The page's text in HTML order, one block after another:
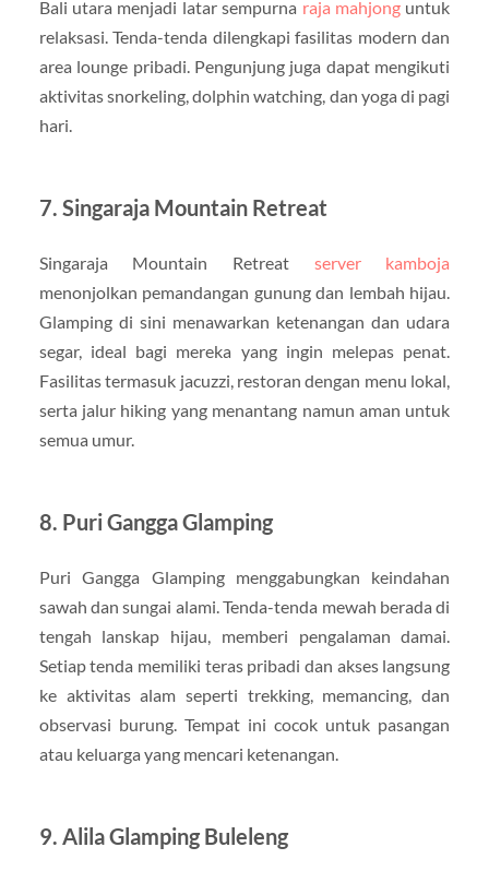
Bali utara menjadi latar sempurna raja mahjonguntuk
relaksasi. Tenda-tenda dilengkapi fasilitas modern dan
area lounge pribadi. Pengunjung juga dapat mengikuti
aktivitas snorkeling, dolphin watching, dan yoga di pagi
hari.
7. Singaraja Mountain Retreat
Singaraja Mountain Retreat server kamboja
menonjolkan pemandangan gunung dan lembah hijau.
Glamping di sini menawarkan ketenangan dan udara
segar, ideal bagi mereka yang ingin melepas penat.
Fasilitas termasuk jacuzzi, restoran dengan menu lokal,
serta jalur hiking yang menantang namun aman untuk
semua umur.
8. Puri Gangga Glamping
Puri Gangga Glamping menggabungkan keindahan
sawah dan sungai alami. Tenda-tenda mewah berada di
tengah lanskap hijau, memberi pengalaman damai.
Setiap tenda memiliki teras pribadi dan akses langsung
ke aktivitas alam seperti trekking, memancing, dan
observasi burung. Tempat ini cocok untuk pasangan
atau keluarga yang mencari ketenangan.
9. Alila Glamping Buleleng